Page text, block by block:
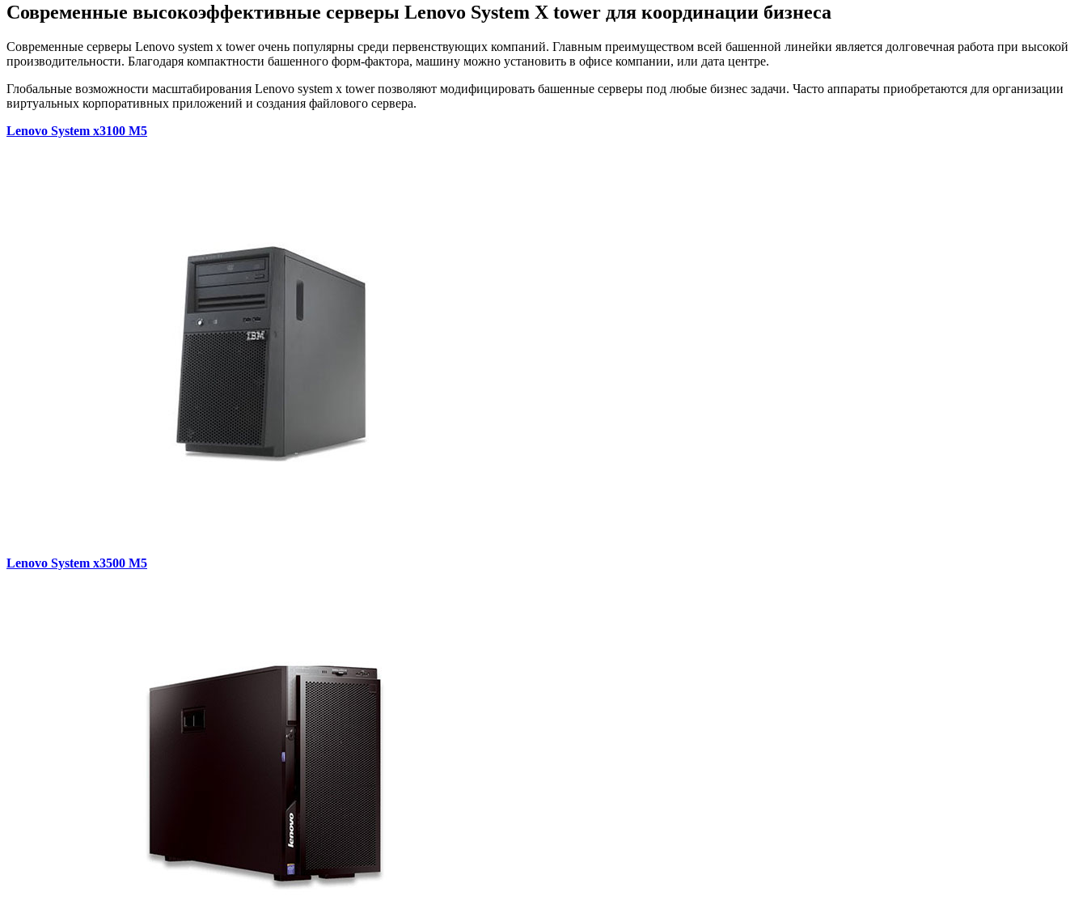
Современные высокоэффективные серверы Lenovo System X tower для координации бизнеса
Современные серверы Lenovo system x tower очень популярны среди первенствующих компаний. Главным преимуществом всей башенной линейки является долговечная работа при высокой
производительности. Благодаря компактности башенного форм-фактора, машину можно установить в офисе компании, или дата центре.
Глобальные возможности масштабирования Lenovo system x tower позволяют модифицировать башенные серверы под любые бизнес задачи. Часто аппараты приобретаются для организации
виртуальных корпоративных приложений и создания файлового сервера.
Lenovo System x3100 M5
Lenovo System x3500 M5